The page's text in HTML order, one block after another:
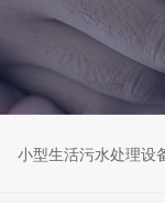
小型生活污水处理设